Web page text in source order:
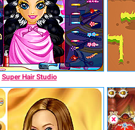
Super Hair Studio